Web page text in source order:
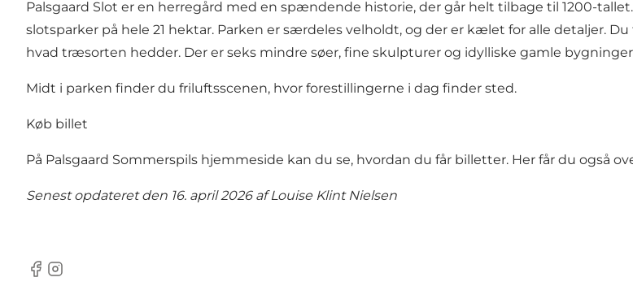
Palsgaard Slot er en herregård med en spændende historie, der går helt tilbage til 1200-
slotsparker på hele 21 hektar. Parken er særdeles velholdt, og der er kælet for alle detaljer.
hvad træsorten hedder. Der er seks mindre søer, fine skulpturer og idylliske gamle
Midt i parken finder du friluftsscenen, hvor forestillingerne i dag finder sted.
Køb billet
På Palsgaard Sommerspils hjemmeside kan du se, hvordan du får billetter. Her får du også
Senest opdateret den 16. april 2026 afLouise Klint Nielsen
Facebook
Instagram